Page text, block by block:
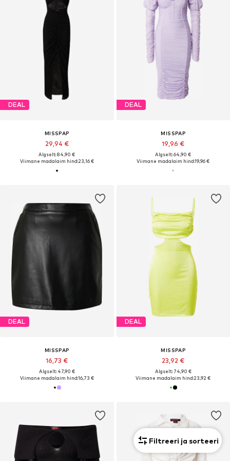
DEAL
MISSPAP
29,94 €
Algselt: 84,90 €
Viimane madalaim hind:23,16 €
DEAL
MISSPAP
19,96 €
Algselt: 64,90 €
Viimane madalaim hind:19,96 €
DEAL
MISSPAP
16,73 €
Algselt: 47,90 €
Viimane madalaim hind:16,73 €
DEAL
MISSPAP
23,92 €
Algselt: 74,90 €
Viimane madalaim hind:23,92 €
Filtreeri ja sorteeri